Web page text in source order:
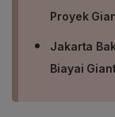
Proyek
Jakarta
Biayai